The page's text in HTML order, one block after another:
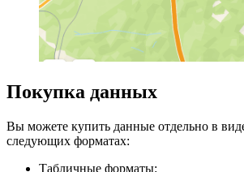
Покупка данных
Вы можете купить данные отдельно в
следующих форматах:
Табличные форматы: